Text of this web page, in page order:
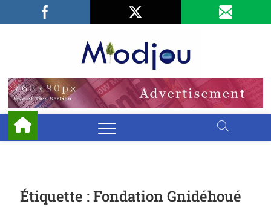
Facebook
LinkedIn
Étiquette :Fondation Gnidéhoué